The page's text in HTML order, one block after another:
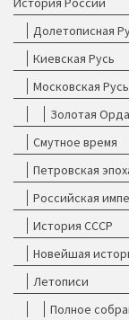
Долетописная
Киевская Русь
Московская Русь
Золотая Орда
Смутное время
Петровская
Российская
История СССР
Новейшая
Летописи
Полное